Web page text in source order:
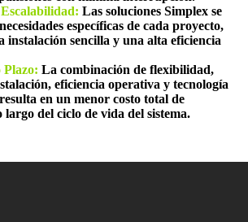
Las soluciones Simplex se
específicas de cada proyecto,
instalación sencilla y una alta eficiencia
La combinación de flexibilidad,
eficiencia operativa y tecnología
en un menor costo total de
del ciclo de vida del sistema.